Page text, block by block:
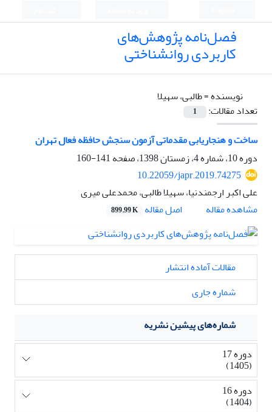
فصل‌نامه پژوهش‌های
کاربردی روانشناختی
نویسنده =طالبی، سهیلا
تعداد مقالات:
1
ساخت و هنجاریابی مقدماتی آزمون سنجش حافظه فعال تهران
دوره 10، شماره 4، زمستان 1398، صفحه
141-160
10.22059/japr.2019.74275
علی اکبر ارجمندنیا، سهیلا طالبی، محمدعلی میری
مشاهده مقاله
اصل مقاله 899.99 K
مقالات آماده انتشار
شماره جاری
شماره‌های پیشین نشریه
دوره 17
(1405)
دوره 16
(1404)